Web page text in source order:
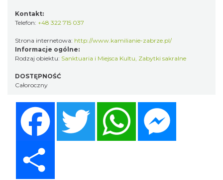
Kontakt:
Telefon: +48 322 715 037
Strona internetowa: http://www.kamilianie-zabrze.pl/
Informacje ogólne:
Rodzaj obiektu: Sanktuaria i Miejsca Kultu, Zabytki sakralne
DOSTĘPNOŚĆ
Całoroczny
Twitter WhatsApp